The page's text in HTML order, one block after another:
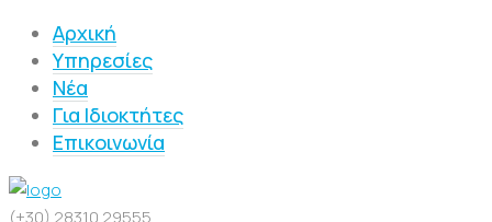
Αρχική
Υπηρεσίες
Νέα
Για Ιδιοκτήτες
Επικοινωνία
(+30) 28310 29555